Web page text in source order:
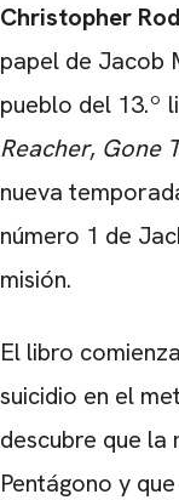
Christopher
papel de Jacob
pueblo del 13.º
Reacher, Gone
nueva
número 1 de
misión.
El libro
suicidio en el
descubre que
Pentágono y